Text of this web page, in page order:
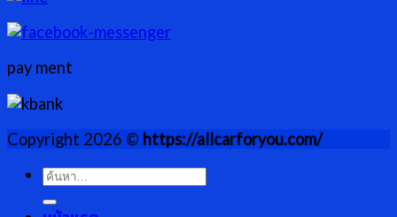
pay ment
Copyright 2026 © https://allcarforyou.com/
ค้นหา: